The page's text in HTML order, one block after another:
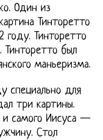
Один из
Тинторетто
году. Тинторетто
Тинторетто был
маньеризма.
специально для
три картины.
самого Иисуса —
Стол